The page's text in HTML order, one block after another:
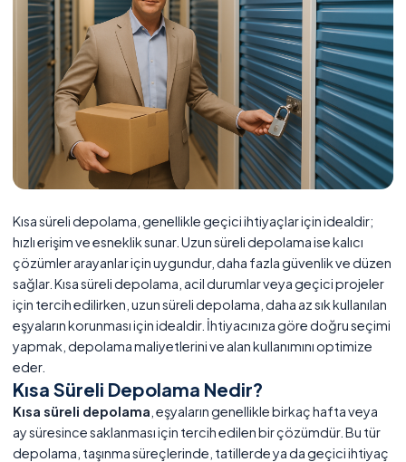
Kısa süreli depolama, genellikle geçici ihtiyaçlar için idealdir;
hızlı erişim ve esneklik sunar. Uzun süreli depolama ise kalıcı
çözümler arayanlar için uygundur, daha fazla güvenlik ve düzen
sağlar. Kısa süreli depolama, acil durumlar veya geçici projeler
için tercih edilirken, uzun süreli depolama, daha az sık kullanılan
eşyaların korunması için idealdir. İhtiyacınıza göre doğru seçimi
yapmak, depolama maliyetlerini ve alan kullanımını optimize
eder.
Kısa Süreli Depolama Nedir?
Kısa süreli depolama , eşyaların genellikle birkaç hafta veya
ay süresince saklanması için tercih edilen bir çözümdür. Bu tür
depolama, taşınma süreçlerinde, tatillerde ya da geçici ihtiyaç